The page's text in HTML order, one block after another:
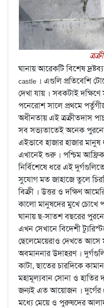
ঘানায় আরেকটি বিশেষ
castle । এগুলি প্রতিবেশি
দেখা যায় । সবকটাই দক্ষিণে
পনেরোশ সালে প্রথমে
অধীনতায় এই ত্রক্রীতদাস
সব সভ্যতাতেই অনেক
এইভাবে হাজার হাজার মানুষ
এখানেই শুরু । পশ্চিম
নির্বিশেষে ধরে এই
সুযোগ মত জাহাজে তুলে
বিক্রী । উত্তর ও দক্ষিণ
কালো মানুষদের মুখে চোখে
ঘানায় ছ-সাতশ বছরের
এখন সেখানে বিদেশী
ছেলেমেয়েরাও দেখতে আসে
অবমাননার উদাহরণ ।
কাটা, ছাতের চারদিকে
মহামূল্যবান সোনা ও হাতির
জন্যই এত আয়োজন । দুর্গের
মধ্যে মেয়ে ও পুরুষদের